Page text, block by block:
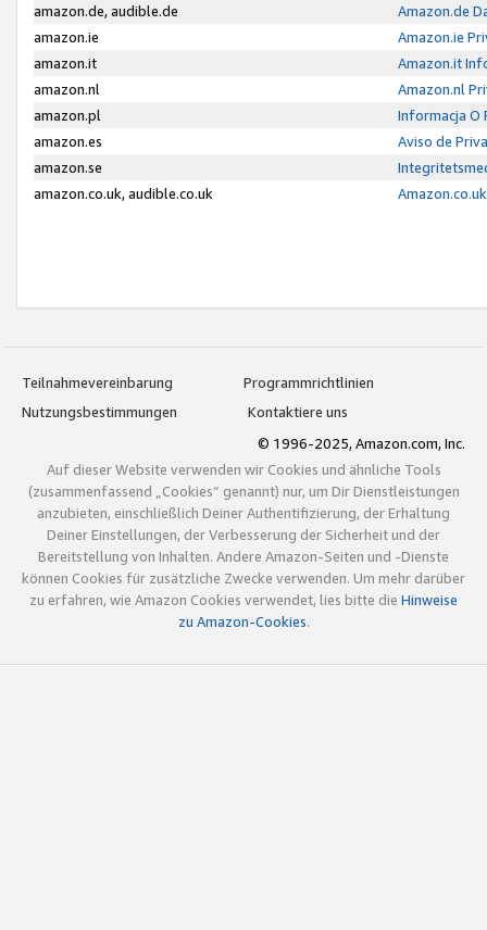
amazon.de, audible.de
Amazon.de
amazon.ie
Amazon.ie
amazon.it
Amazon.it
amazon.nl
Amazon.nl
amazon.pl
Informacja O
amazon.es
Aviso de
amazon.se
amazon.co.uk, audible.co.uk
Teilnahmevereinbarung
Programmrichtlinien
Nutzungsbestimmungen
Kontaktiere uns
© 1996-2025, Amazon.com, Inc.
Auf dieser Website verwenden wir Cookies und ähnliche Tools
(zusammenfassend „Cookies“ genannt) nur, um Dir Dienstleistungen
anzubieten, einschließlich Deiner Authentifizierung, der Erhaltung
Deiner Einstellungen, der Verbesserung der Sicherheit und der
Bereitstellung von Inhalten. Andere Amazon-Seiten und -Dienste
können Cookies für zusätzliche Zwecke verwenden. Um mehr darüber
zu erfahren, wie Amazon Cookies verwendet, lies bitte die Hinweise
zu Amazon-Cookies.